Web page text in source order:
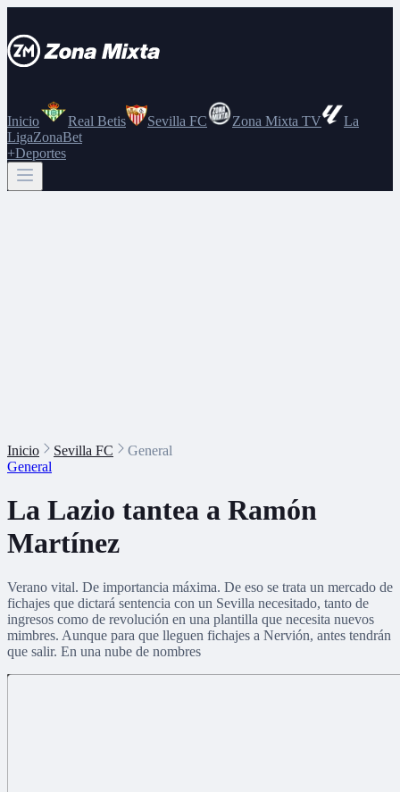
Inicio Real Betis Sevilla FC Zona Mixta TV
La
LigaZonaBet
+Deportes
Inicio Sevilla FC
General
General
La Lazio tantea a Ramón
Martínez
Verano vital. De importancia máxima. De eso se trata un mercado de
fichajes que dictará sentencia con un Sevilla necesitado, tanto de
ingresos como de revolución en una plantilla que necesita nuevos
mimbres. Aunque para que lleguen fichajes a Nervión, antes tendrán
que salir. En una nube de nombres